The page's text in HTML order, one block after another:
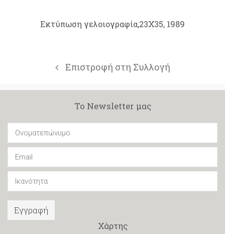
Εκτύπωση γελοιογραφία,23Χ35, 1989
Επιστροφή στη Συλλογή
Το Newsletter μας
Εγγραφή
Χάρτης